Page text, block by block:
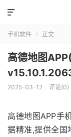

手机软件  正文
高德地图
2025-03-12 评论(0)
高德地图APP手
据精准,提供全国